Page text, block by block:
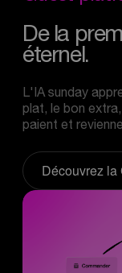
De la
éternel.
L'IA sunday
plat, le bon
paient et
Découvrez la